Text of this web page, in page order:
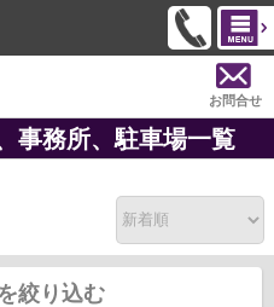
お問合せ
事務所、駐車場一覧
絞り込む